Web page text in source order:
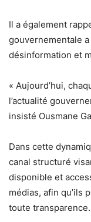
Il a également
gouvernementale
désinformation et
« Aujourd’hui,
l’actualité
insisté Ousmane
Dans cette
canal structuré
disponible et
médias, afin qu’ils
toute transparence.